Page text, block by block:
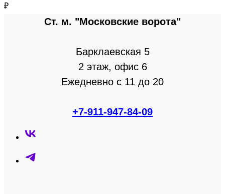
₽
Ст. м. "Московские ворота"
Барклаевская 5
2 этаж, офис 6
Ежедневно с 11 до 20
+7-911-947-84-09